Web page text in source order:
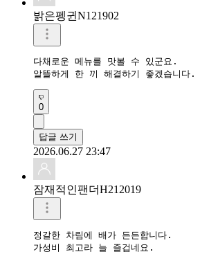
밝은펭귄N121902
다채로운 메뉴를 맛볼 수 있군요.
알뜰하게 한 끼 해결하기 좋겠습니다.
0
답글 쓰기
2026.06.27 23:47
잠재적인팬더H212019
정갈한 차림에 배가 든든합니다.
가성비 최고라 늘 즐겁네요.